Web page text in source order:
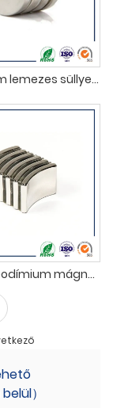
Neodímium lemezes süllyesztett lyukmágnesek
Ív alakú neodímium mágnesek motorokhoz
）